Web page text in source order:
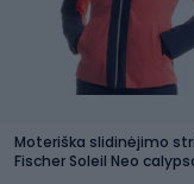
Moteriška slidinėjimo
Fischer Soleil Neo